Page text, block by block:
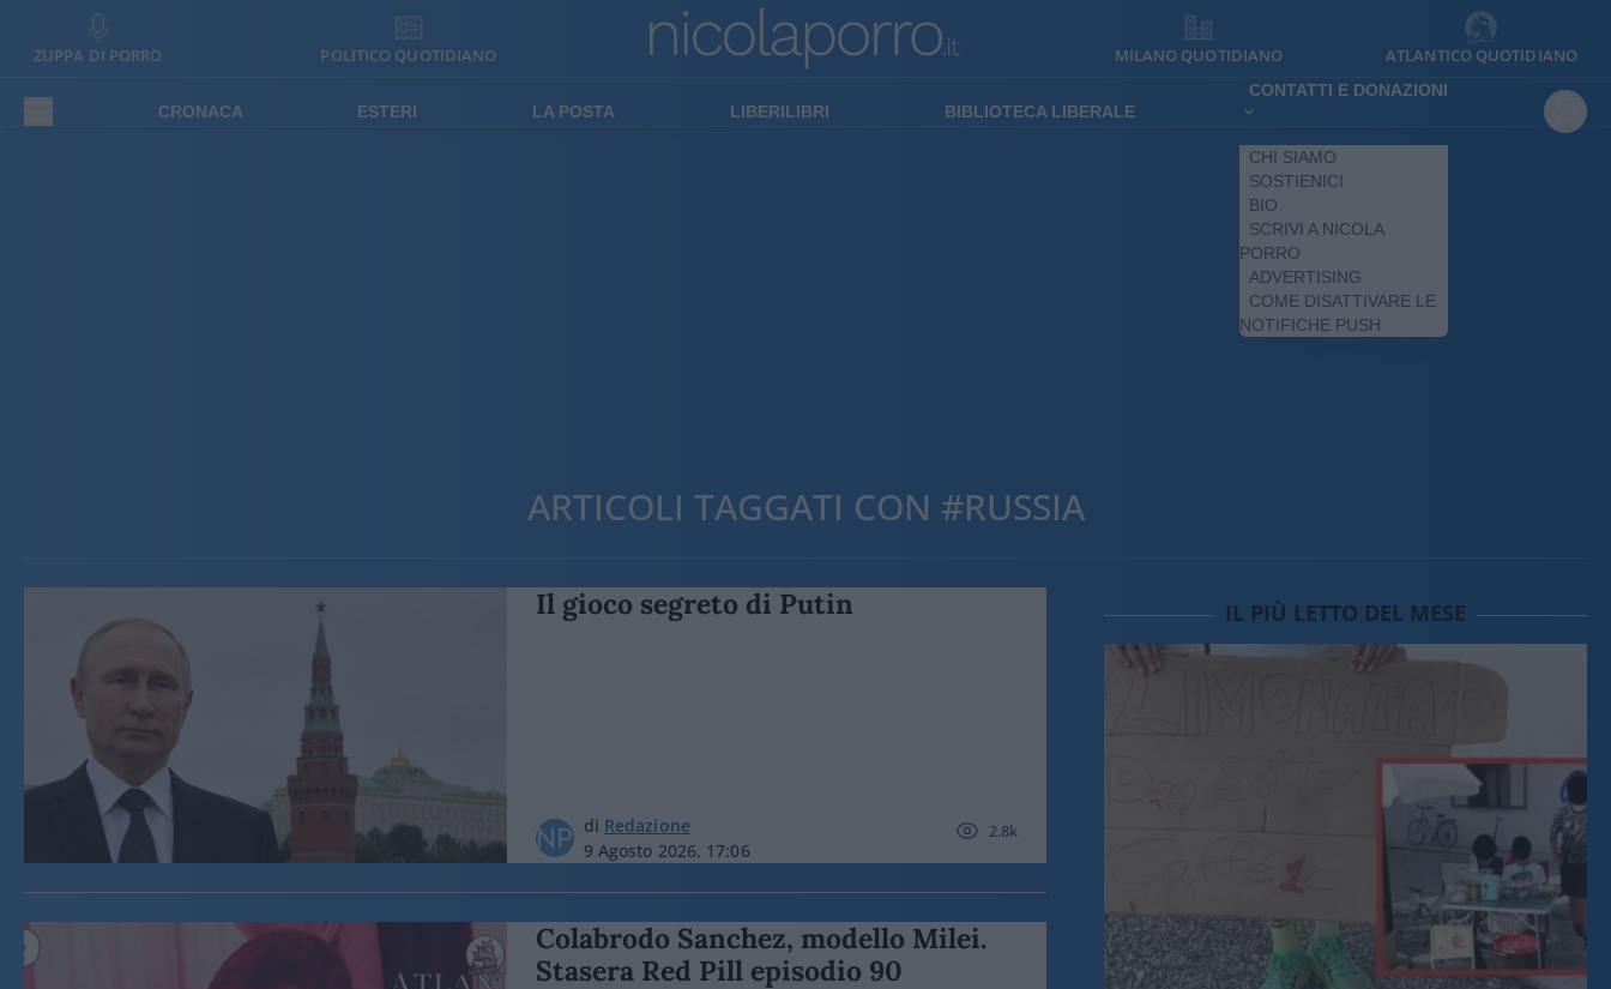
ZUPPA DI PORRO POLITICO QUOTIDIANO MILANO QUOTIDIANO ATLANTICO QUOTIDIANO
CRONACA ESTERI LA POSTA LIBERILIBRI BIBLIOTECA LIBERALE
CONTATTI E DONAZIONI
CHI SIAMO
SOSTIENICI
BIO
SCRIVI A NICOLA
PORRO
ADVERTISING
COME DISATTIVARE LE
NOTIFICHE PUSH
ARTICOLI TAGGATI CON #RUSSIA
Il gioco segreto di Putin
di Redazione
9 Agosto 2026, 17:06
2.8k
Colabrodo Sanchez, modello Milei.
Stasera Red Pill episodio 90
IL PIÙ LETTO DEL MESE